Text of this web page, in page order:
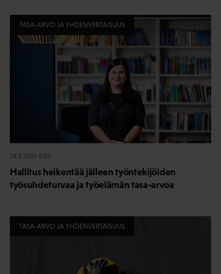
TASA-ARVO JA YHDENVERTAISUUS
14.5.2026 8:55
Hallitus heikentää jälleen työntekijöiden
työsuhdeturvaa ja työelämän tasa-arvoa
TASA-ARVO JA YHDENVERTAISUUS